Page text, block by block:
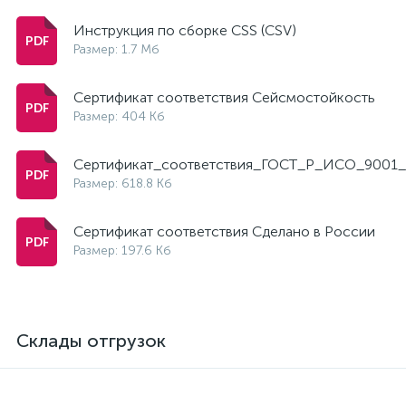
Инструкция по сборке CSS (CSV)
Размер: 1.7 Мб
Сертификат соответствия Сейсмостойкость
Размер: 404 Кб
Размер: 618.8 Кб
Сертификат соответствия Сделано в России
Размер: 197.6 Кб
Склады отгрузок